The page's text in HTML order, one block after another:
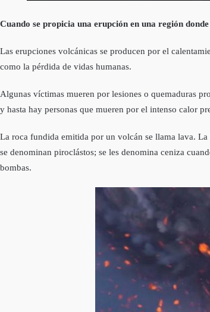
Cuando se propicia una erupción en una región
Las erupciones volcánicas se producen por el
como la pérdida de vidas humanas.
Algunas víctimas mueren por lesiones o quemaduras
y hasta hay personas que mueren por el intenso calor
La roca fundida emitida por un volcán se llama lava.
se denominan piroclástos; se les denomina ceniza
bombas.